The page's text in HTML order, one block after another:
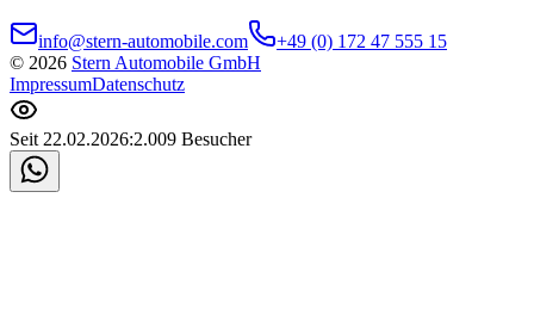
info@stern-automobile.com
+49 (0) 172 47 555 15
© 2026 Stern Automobile GmbH
ImpressumDatenschutz
Seit 22.02.2026:2.009 Besucher